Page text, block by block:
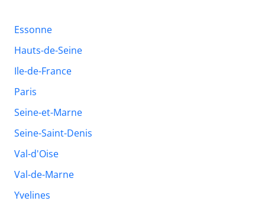
Essonne
Hauts-de-Seine
Ile-de-France
Paris
Seine-et-Marne
Seine-Saint-Denis
Val-d'Oise
Val-de-Marne
Yvelines